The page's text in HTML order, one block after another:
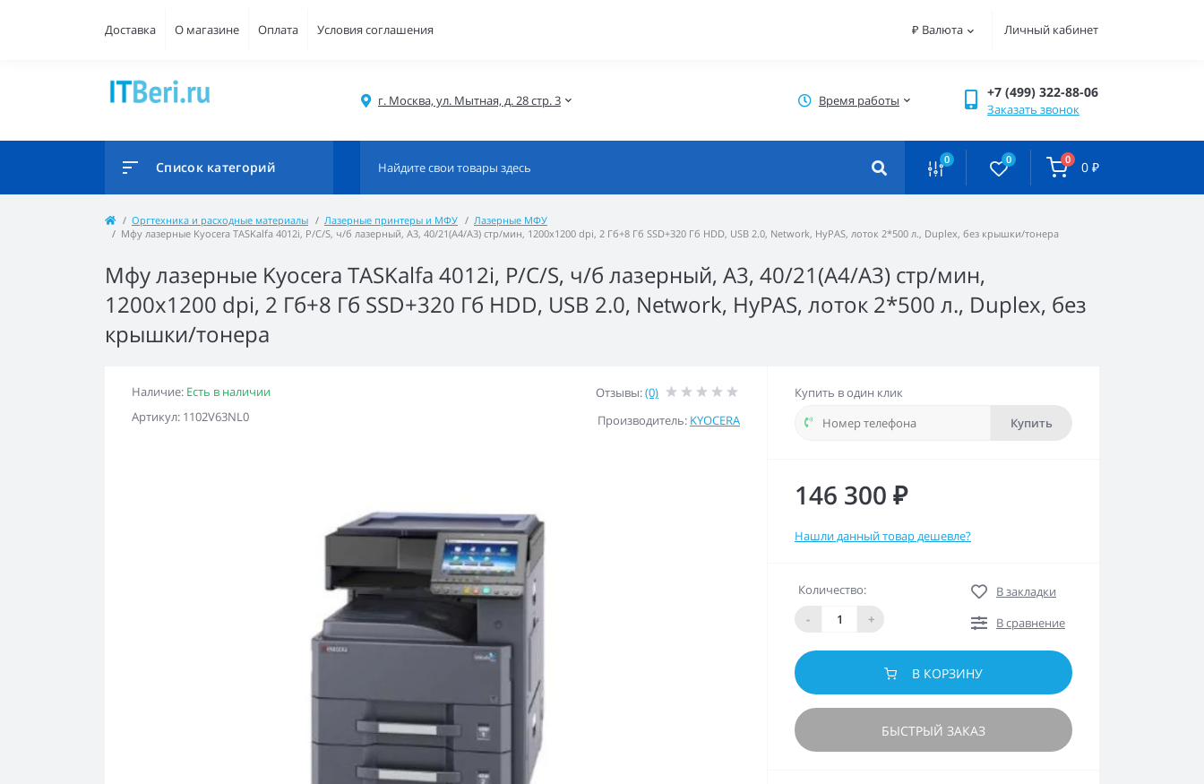
Доставка О магазине Оплата Условия соглашения ₽ Валюта Личный кабинет
г. Москва, ул. Мытная, д. 28 стр. 3 Время работы +7 (499) 322-88-06
Заказать звонок
Список категорий 0 0 0 0 ₽
Оргтехника и расходные материалы Лазерные принтеры и МФУ
Лазерные МФУ
Мфу лазерные Kyocera TASKalfa 4012i, P/C/S, ч/б лазерный, A3, 40/21(A4/A3) стр/мин, 1200x1200 dpi, 2 Гб+8 Гб SSD+320 Гб HDD, USB 2.0, Network, HyPAS, лоток 2*500 л., Duplex, без крышки/тонера
Мфу лазерные Kyocera TASKalfa 4012i, P/C/S, ч/б лазерный, A3, 40/21(A4/A3) стр/мин,
1200x1200 dpi, 2 Гб+8 Гб SSD+320 Гб HDD, USB 2.0, Network, HyPAS, лоток 2*500 л., Duplex, без
крышки/тонера
Наличие: Есть в наличии
Артикул: 1102V63NL0
Отзывы:(0)
Производитель: KYOCERA
Купить в один клик
Купить
146 300 ₽
Нашли данный товар дешевле?
Количество:
-
+
В закладки
В сравнение
В КОРЗИНУ
БЫСТРЫЙ ЗАКАЗ